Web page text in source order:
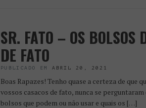
SR. FATO – OS BOLSOS
DE FATO
PUBLICADO EM ABRIL 20, 2021
Boas Rapazes! Tenho quase a certeza de que
vossos casacos de fato, nunca se
bolsos que podem ou não usar e quais os […]